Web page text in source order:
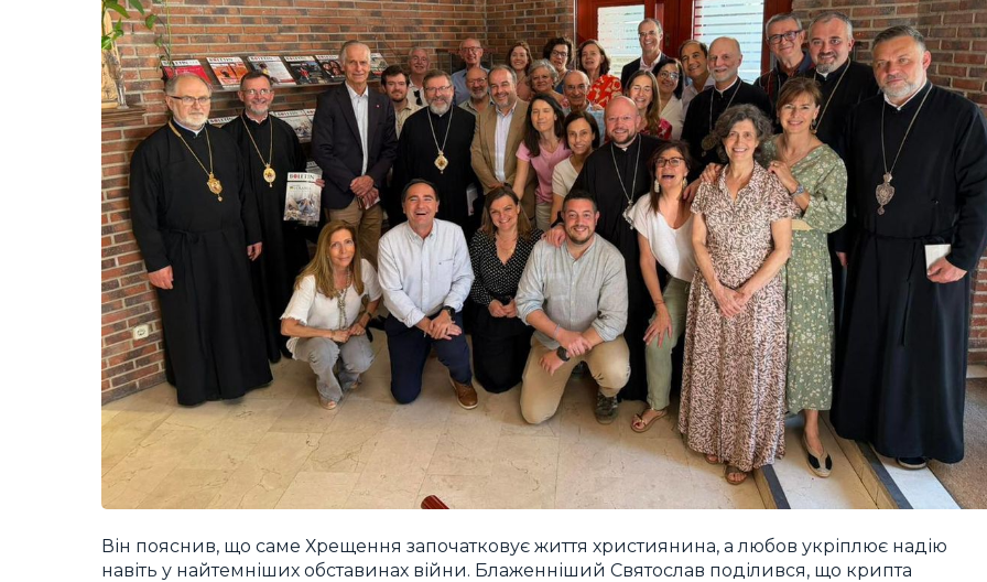
Він пояснив, що саме Хрещення започатковує життя християнина, а любов укріплює надію
навіть у найтемніших обставинах війни. Блаженніший Святослав поділився, що крипта